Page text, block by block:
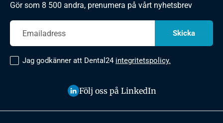
Gör som 8 500 andra, prenumera på vårt nyhetsbrev
Jag godkänner att Dental24 integritetspolicy.
Följ oss på LinkedIn